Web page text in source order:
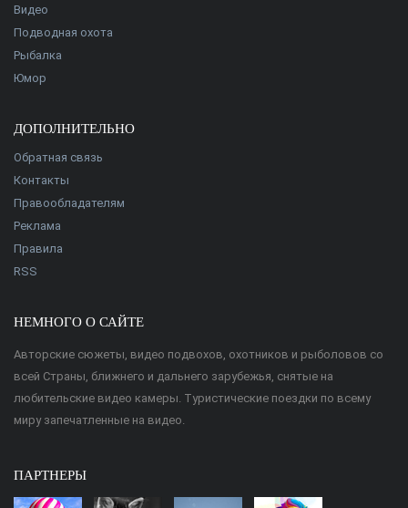
Видео
Подводная охота
Рыбалка
Юмор
ДОПОЛНИТЕЛЬНО
Обратная связь
Контакты
Правообладателям
Реклама
Правила
RSS
НЕМНОГО О САЙТЕ
Авторские сюжеты, видео подвохов, охотников и рыболовов со
всей Страны, ближнего и дальнего зарубежья, снятые на
любительские видео камеры. Туристические поездки по всему
миру запечатленные на видео.
ПАРТНЕРЫ